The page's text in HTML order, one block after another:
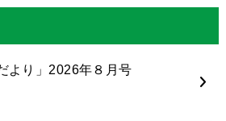
より」2026年８月号